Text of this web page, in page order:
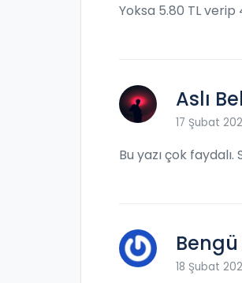
Yoksa 5.80 TL verip
Aslı
17 Şubat
Bu yazı çok
18 Şubat